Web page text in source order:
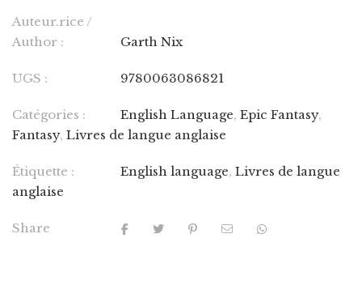
Auteur.rice /
Author :
Garth Nix
UGS : 9780063086821
Catégories : English Language, Epic Fantasy,
Fantasy, Livres de langue anglaise
Étiquette : English language, Livres de langue
anglaise
Share